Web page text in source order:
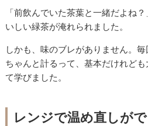
「前飲んでいた茶葉と一緒だよね
いしい緑茶が淹れられました。
しかも、味のブレがありません。
ちゃんと計るって、基本だけれど
て学びました。
レンジで温め直しが